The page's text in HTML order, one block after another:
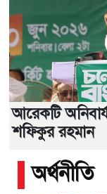
আরেকটি
শফিকুর রহমান
অর্থনীতি